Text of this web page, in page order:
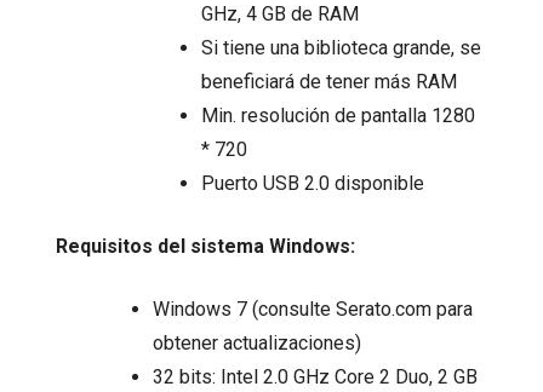
GHz, 4 GB de RAM
Si tiene una biblioteca grande, se
beneficiará de tener más RAM
Min. resolución de pantalla 1280
* 720
Puerto USB 2.0 disponible
Requisitos del sistema Windows:
Windows 7 (consulte Serato.com para
obtener actualizaciones)
32 bits: Intel 2.0 GHz Core 2 Duo, 2 GB